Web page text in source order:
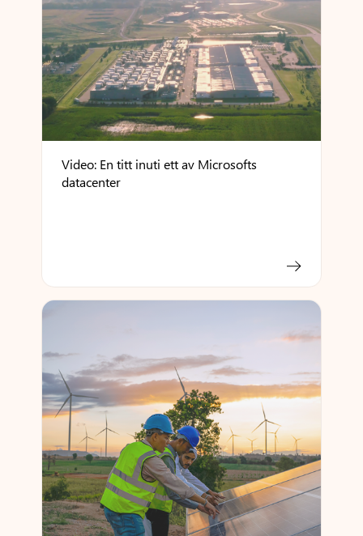
Video: En titt inuti ett av Microsofts
datacenter